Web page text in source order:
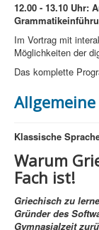
12.00 - 13.10 Uhr:
Im Vortrag mit
Möglichkeiten der
Das komplette
Klassische
Warum
Fach ist!
Griechisch zu
Gründer des
Gymnasialzeit